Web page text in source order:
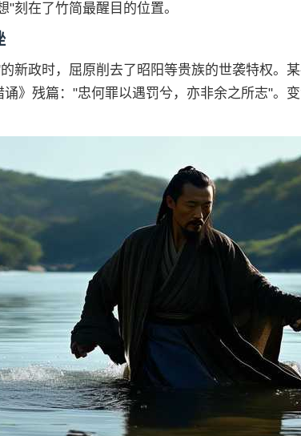
"刻在了竹简最醒目的位置。
新政时，屈原削去了昭阳等贵族的世袭特权。
诵》残篇："忠何罪以遇罚兮，亦非余之所志"。